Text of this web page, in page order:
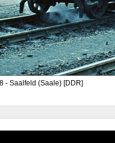
- Saalfeld (Saale) [DDR]